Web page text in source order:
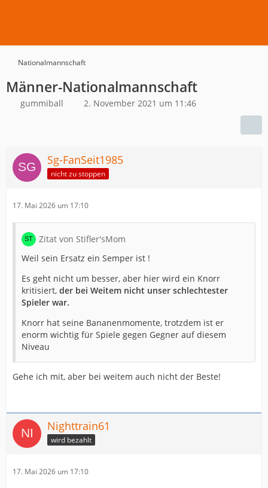
Nationalmannschaft
Männer-Nationalmannschaft
gummiball 2. November 2021 um 11:46
Sg-FanSeit1985
nicht zu stoppen
17. Mai 2026 um 17:10
Zitat von Stifler'sMom
Weil sein Ersatz ein Semper ist !
Es geht nicht um besser, aber hier wird ein Knorr
kritisiert, der bei Weitem nicht unser schlechtester
Spieler war.
Knorr hat seine Bananenmomente, trotzdem ist er
enorm wichtig für Spiele gegen Gegner auf diesem
Niveau
Gehe ich mit, aber bei weitem auch nicht der Beste!
Nighttrain61
wird bezahlt
17. Mai 2026 um 17:10